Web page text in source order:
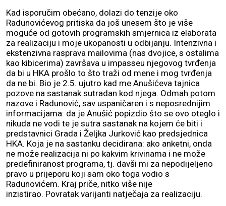
Kad isporučim obećano, dolazi do tenzije oko
Radunovićevog pritiska da još unesem što je više
moguće od gotovih programskih smjernica iz elaborata
za realizaciju i moje ukopanosti u odbijanju. Intenzivna i
ekstenzivna rasprava mailovima (nas dvojice, s ostalima
kao kibicerima) završava u impasseu njegovog tvrđenja
da bi u HKA prošlo to što traži od mene i mog tvrđenja
da ne bi. Bio je 2.5. ujutro kad me Anušićeva tajnica
pozove na sastanak sutradan kod njega. Odmah potom
nazove i Radunović, sav uspaničaren i s neposrednijim
informacijama: da je Anušić popizdio što se ovo oteglo i
nikuda ne vodi te je sutra sastanak na kojem će biti i
predstavnici Grada i Željka Jurković kao predsjednica
HKA. Koja je na sastanku decidirana: ako anketni, onda
ne može realizacija ni po kakvim krivinama i ne može
predefiniranost programa, tj. davši mi za nepodijeljeno
pravo u prijeporu koji sam oko toga vodio s
Radunovićem. Kraj priče, nitko više nije
inzistirao. Povratak varijanti natječaja za realizaciju.